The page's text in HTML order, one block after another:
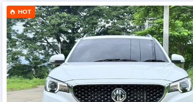
HOT